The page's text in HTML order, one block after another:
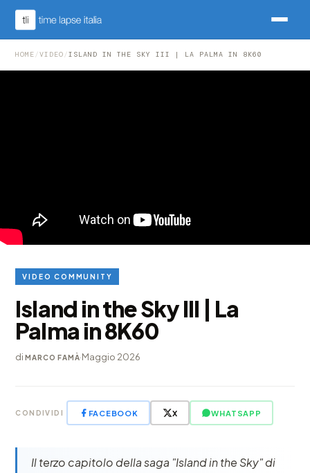
HOME /VIDEO /ISLAND IN THE SKY III | LA PALMA IN 8K60
VIDEO COMMUNITY
Island in the Sky III | La
Palma in 8K60
diMARCO FAMÀ·Maggio 2026
CONDIVIDI FACEBOOK X WHATSAPP
Il terzo capitolo della saga "Island in the Sky" di